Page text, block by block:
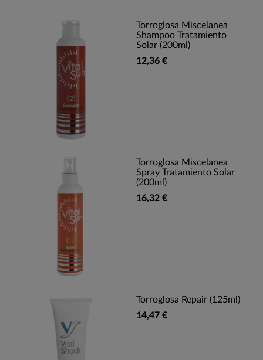
Torroglosa Miscelanea
Shampoo Tratamiento
Solar (200ml)
12,36 €
Torroglosa Miscelanea
Spray Tratamiento Solar
(200ml)
16,32 €
Torroglosa Repair (125ml)
14,47 €